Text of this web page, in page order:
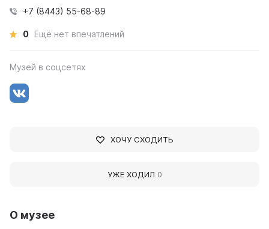
О музее
+7 (8443) 55-68-89
0 Ещё нет впечатлений
Музей в соцсетях
ХОЧУ СХОДИТЬ
УЖЕ ХОДИЛ 0